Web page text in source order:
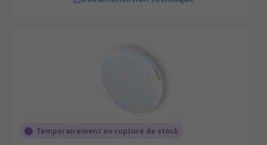
Temporairement en rupture de stock